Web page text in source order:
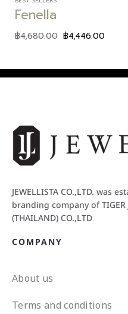
Fenella
฿4,680.00 ฿4,446.00
JEWELLISTA CO.,LTD. was
branding company of TIGER
(THAILAND) CO.,LTD
COMPANY
About us
Terms and conditions